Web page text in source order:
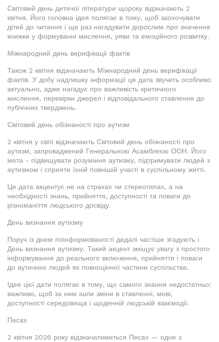
Світовий день дитячої літератури щороку відзначають 2
квітня. Його головна ідея полягає в тому, щоб заохочувати
дітей до читання і ще раз нагадувати дорослим про значення
книжки у формуванні мислення, уяви та емоційного розвитку.
Міжнародний день верифікації фактів
Також 2 квітня відзначають Міжнародний день верифікації
фактів. У добу надлишку інформації ця дата звучить особливо
актуально, адже нагадує про важливість критичного
мислення, перевірки джерел і відповідального ставлення до
публічних тверджень.
Світовий день обізнаності про аутизм
2 квітня у світі відзначають Світовий день обізнаності про
аутизм, запроваджений Генеральною Асамблеєю ООН. Його
мета - підвищувати розуміння аутизму, підтримувати людей з
аутизмом і сприяти їхній повнішій участі в суспільному житті.
Ця дата акцентує не на страхах чи стереотипах, а на
необхідності знань, прийняття, доступності та поваги до
різноманіття людського досвіду.
День визнання аутизму
Поруч із днем поінформованості дедалі частіше згадують і
День визнання аутизму. Такий акцент зміщує увагу з простого
інформування до реального включення, прийняття і поваги
до аутичних людей як повноцінної частини суспільства.
Ідея цієї дати полягає в тому, що самого знання недостатньо:
важливо, щоб за ним ішли зміни в ставленні, мові,
доступності середовища і щоденній людській взаємодії.
Песах
2 квітня 2026 року відзначатиметься Песах — одне з